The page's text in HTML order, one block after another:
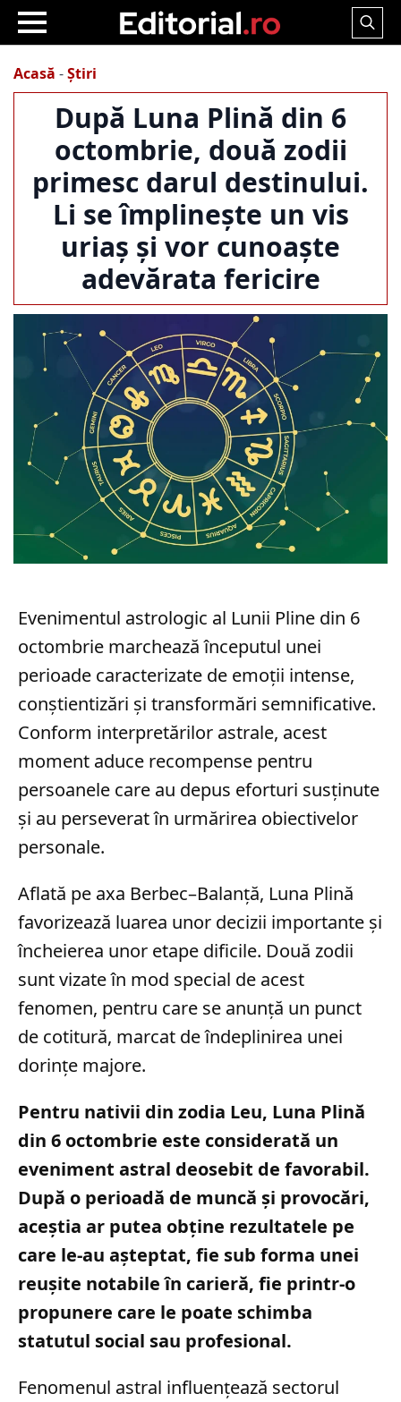
Search
Acasă -Știri
După Luna Plină din 6
octombrie, două zodii
primesc darul destinului.
Li se împlinește un vis
uriaș și vor cunoaște
adevărata fericire
Evenimentul astrologic al Lunii Pline din 6
octombrie marchează începutul unei
perioade caracterizate de emoții intense,
conștientizări și transformări semnificative.
Conform interpretărilor astrale, acest
moment aduce recompense pentru
persoanele care au depus eforturi susținute
și au perseverat în urmărirea obiectivelor
personale.
Aflată pe axa Berbec–Balanță, Luna Plină
favorizează luarea unor decizii importante și
încheierea unor etape dificile. Două zodii
sunt vizate în mod special de acest
fenomen, pentru care se anunță un punct
de cotitură, marcat de îndeplinirea unei
dorințe majore.
Pentru nativii din zodia Leu, Luna Plină
din 6 octombrie este considerată un
eveniment astral deosebit de favorabil.
După o perioadă de muncă și provocări,
aceștia ar putea obține rezultatele pe
care le-au așteptat, fie sub forma unei
reușite notabile în carieră, fie printr-o
propunere care le poate schimba
statutul social sau profesional.
Fenomenul astral influențează sectorul